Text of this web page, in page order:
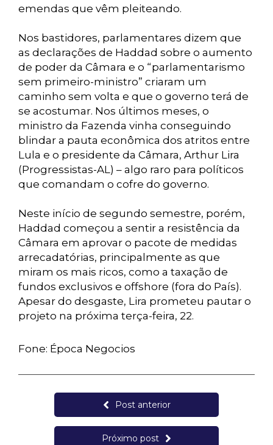
emendas que vêm pleiteando.
Nos bastidores, parlamentares dizem que
as declarações de Haddad sobre o aumento
de poder da Câmara e o “parlamentarismo
sem primeiro-ministro” criaram um
caminho sem volta e que o governo terá de
se acostumar. Nos últimos meses, o
ministro da Fazenda vinha conseguindo
blindar a pauta econômica dos atritos entre
Lula e o presidente da Câmara, Arthur Lira
(Progressistas-AL) – algo raro para políticos
que comandam o cofre do governo.
Neste início de segundo semestre, porém,
Haddad começou a sentir a resistência da
Câmara em aprovar o pacote de medidas
arrecadatórias, principalmente as que
miram os mais ricos, como a taxação de
fundos exclusivos e offshore (fora do País).
Apesar do desgaste, Lira prometeu pautar o
projeto na próxima terça-feira, 22.
Fone: Época Negocios
Post anterior
Próximo post